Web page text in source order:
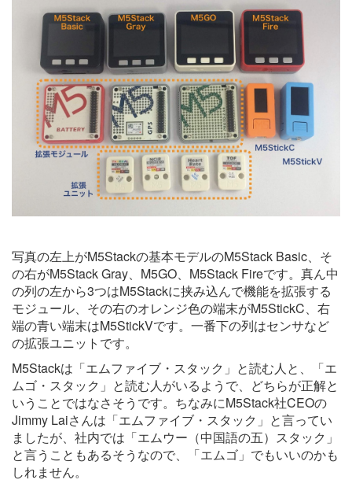
写真の左上がM5Stackの基本モデルのM5Stack Basic、そ
の右がM5Stack Gray、M5GO、M5Stack Fireです。真ん中
の列の左から3つはM5Stackに挟み込んで機能を拡張する
モジュール、その右のオレンジ色の端末がM5StickC、右
端の青い端末はM5StickVです。一番下の列はセンサなど
の拡張ユニットです。
M5Stackは「エムファイブ・スタック」と読む人と、「エ
ムゴ・スタック」と読む人がいるようで、どちらが正解と
いうことではなさそうです。ちなみにM5Stack社CEOの
Jimmy Laiさんは「エムファイブ・スタック」と言ってい
ましたが、社内では「エムウー（中国語の五）スタック」
と言うこともあるそうなので、「エムゴ」でもいいのかも
しれません。